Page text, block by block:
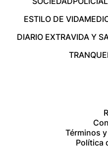
ESTILO DE VIDA
DIARIO EXTRAVIDA Y
Términos
Política